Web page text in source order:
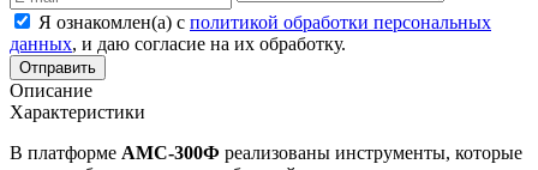
Я ознакомлен(а) с политикой обработки персональных
данных, и даю согласие на их обработку.
Отправить
Описание
Характеристики
В платформе АМС-300Ф реализованы инструменты, которые